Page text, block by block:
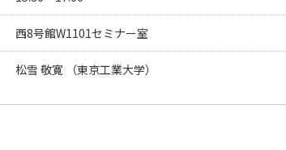
西8号館W1101セミナー室
松雪 敬寛 （東京工業大学）